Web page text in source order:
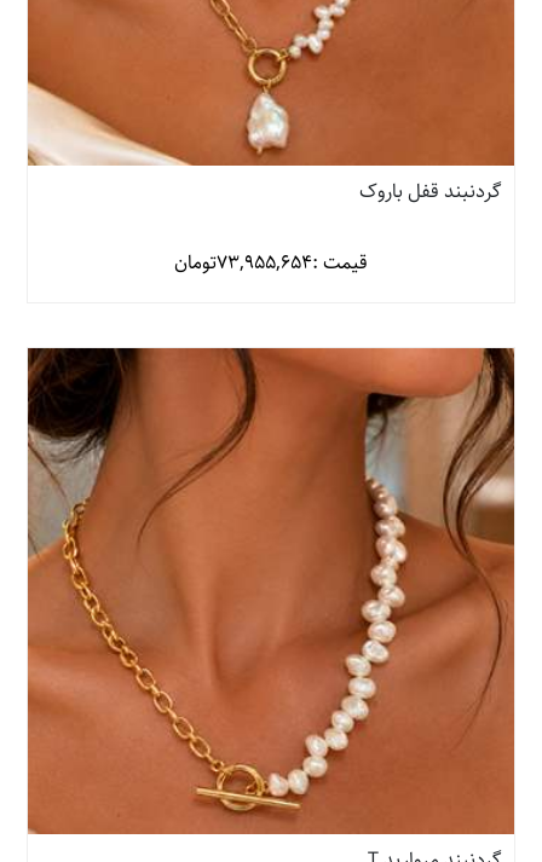
گردنبند قفل باروک
قیمت :73,955,654تومان